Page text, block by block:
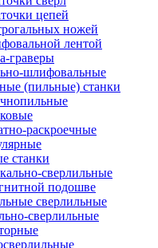
цепей
ножей
лентой
граверы
шлифовальные
(пильные) станки
раскроечные
станки
сверлильные
подошве
сверлильные
сверлильные